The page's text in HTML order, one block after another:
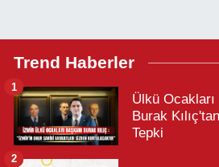
Trend Haberler
Ülkü
Burak
Tepki
1
2